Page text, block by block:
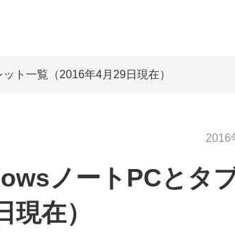
ト一覧（2016年4月29日現在）
2016
ノートPCとタ
現在）